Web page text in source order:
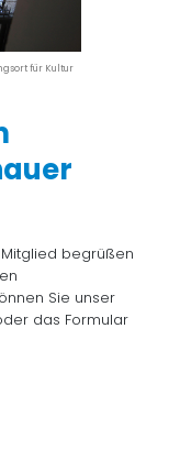
für Kultur
begrüßen
Sie unser
das Formular